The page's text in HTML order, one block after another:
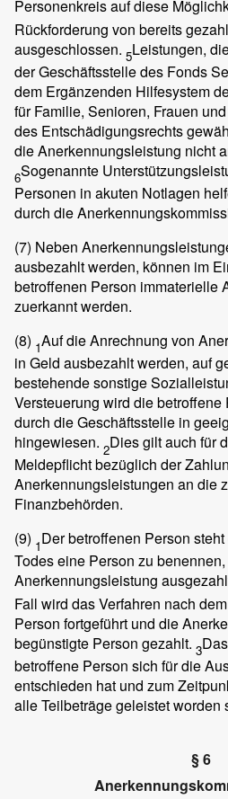
Personenkreis auf diese
Rückforderung von bereits
ausgeschlossen. 5Leistungen,
der Geschäftsstelle des Fonds
dem Ergänzenden Hilfesystem
für Familie, Senioren, Frauen
des Entschädigungsrechts
die Anerkennungsleistung nicht
6Sogenannte
Personen in akuten Notlagen
durch die
(7) Neben
ausbezahlt werden, können im
betroffenen Person immaterielle
zuerkannt werden.
(8) 1Auf die Anrechnung von
in Geld ausbezahlt werden, auf
bestehende sonstige
Versteuerung wird die
durch die Geschäftsstelle in
hingewiesen. 2Dies gilt auch für
Meldepflicht bezüglich der
Anerkennungsleistungen an die
Finanzbehörden.
(9) 1Der betroffenen Person
Todes eine Person zu
Anerkennungsleistung
Fall wird das Verfahren nach
Person fortgeführt und die
begünstigte Person gezahlt. 3
betroffene Person sich für die
entschieden hat und zum
alle Teilbeträge geleistet worden
§ 6